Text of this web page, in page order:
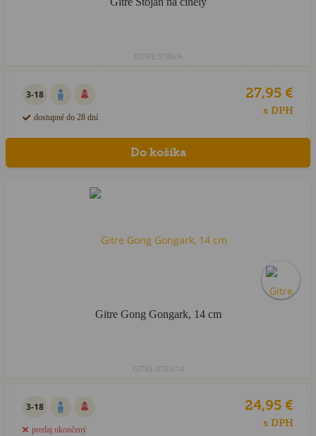
GITRE.0786/A
3-18
dostupné do 28 dní
27,95 €
s DPH
Gitre Gong Gongark, 14 cm
GITRE.0785/14
3-18
predaj ukončený
24,95 €
s DPH